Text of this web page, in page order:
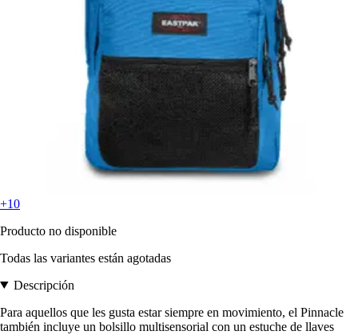
+10
Producto no disponible
Todas las variantes están agotadas
Descripción
Para aquellos que les gusta estar siempre en movimiento, el Pinnacle
también incluye un bolsillo multisensorial con un estuche de llaves